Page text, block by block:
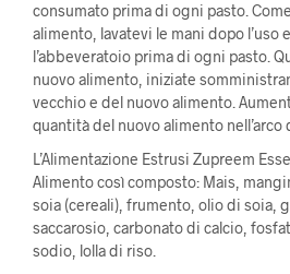
consumato prima di ogni pasto.
alimento, lavatevi le mani dopo l’uso
l’abbeveratoio prima di ogni pasto.
nuovo alimento, iniziate
vecchio e del nuovo alimento.
quantità del nuovo alimento
L’Alimentazione Estrusi Zupreem
Alimento così composto: Mais,
soia (cereali), frumento, olio di soia,
saccarosio, carbonato di calcio,
sodio, lolla di riso.